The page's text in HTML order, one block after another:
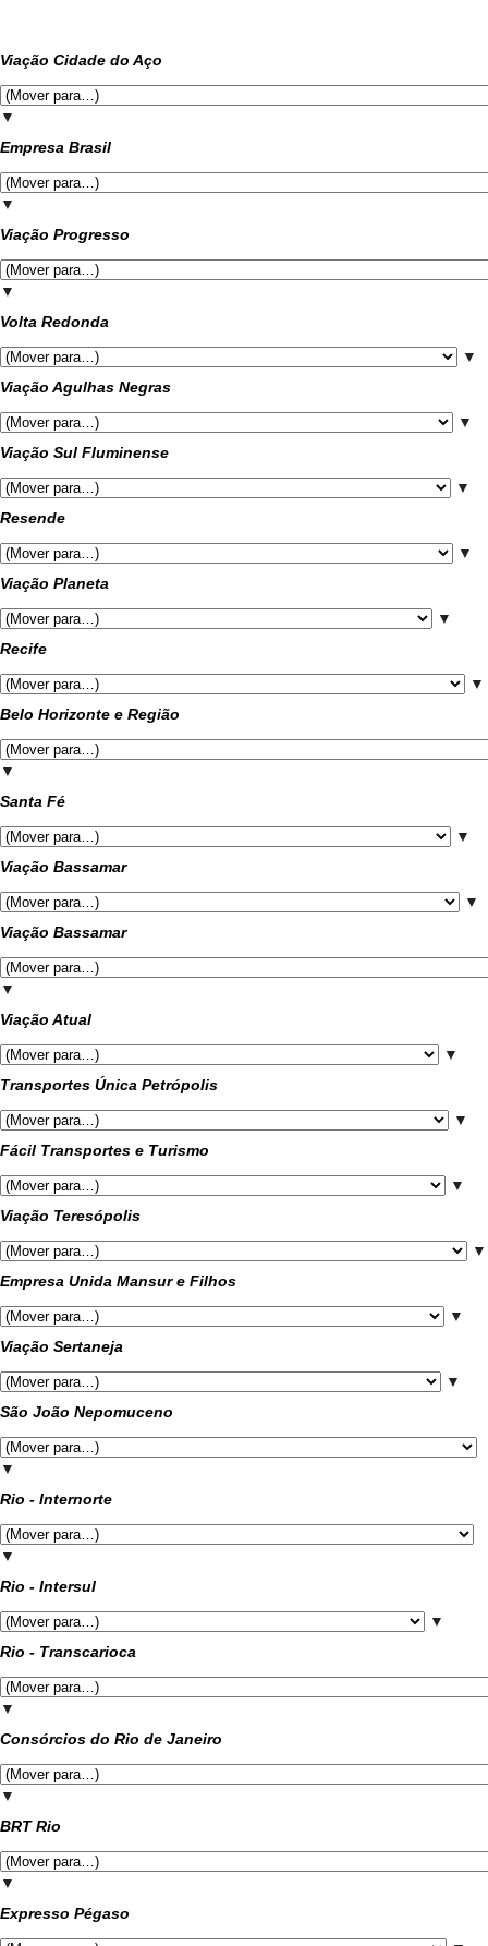
Viação Cidade do Aço
▼
Empresa Brasil
▼
Viação Progresso
▼
Volta Redonda
▼
Viação Agulhas Negras
▼
Viação Sul Fluminense
▼
Resende
▼
Viação Planeta
▼
Recife
▼
Belo Horizonte e Região
▼
Santa Fé
▼
Viação Bassamar
▼
Viação Bassamar
▼
Viação Atual
▼
Transportes Única Petrópolis
▼
Fácil Transportes e Turismo
▼
Viação Teresópolis
▼
Empresa Unida Mansur e Filhos
▼
Viação Sertaneja
▼
São João Nepomuceno
▼
Rio - Internorte
▼
Rio - Intersul
▼
Rio - Transcarioca
▼
Consórcios do Rio de Janeiro
▼
BRT Rio
▼
Expresso Pégaso